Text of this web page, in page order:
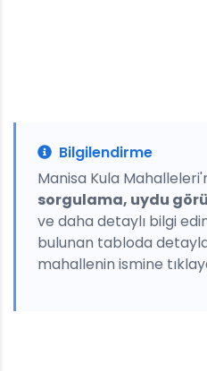
Bilgilendirme
Manisa Kula
sorgulama, uydu
ve daha detaylı bilgi
bulunan tabloda
mahallenin ismine